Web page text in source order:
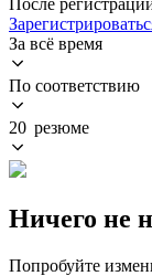
За всё время
По соответствию
20 резюме
Ничего не
Попробуйте